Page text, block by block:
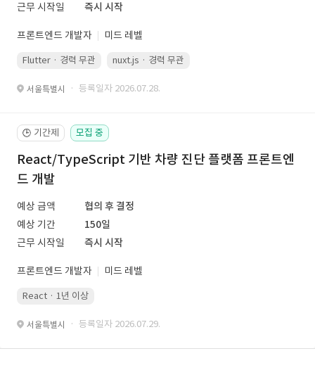
근무 시작일
즉시 시작
프론트엔드 개발자 미드 레벨
Flutter · 경력 무관 nuxt.js · 경력 무관
서울특별시 · 등록일자 2026.07.28.
🕒 기간제 모집 중
React/TypeScript 기반 차량 진단 플랫폼 프론트엔
드 개발
예상 금액
협의 후 결정
예상 기간
150일
근무 시작일
즉시 시작
프론트엔드 개발자 미드 레벨
React · 1년 이상
서울특별시 · 등록일자 2026.07.29.